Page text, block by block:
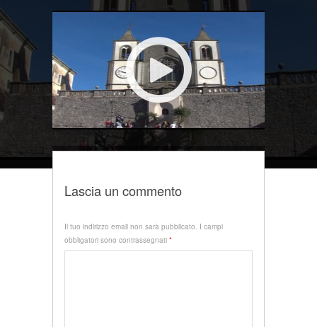
Lascia un commento
Il tuo indirizzo email non sarà pubblicato. I campi
obbligatori sono contrassegnati *